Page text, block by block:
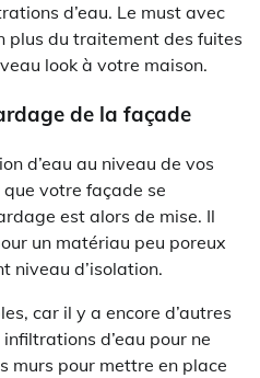
d’eau. Le must avec
plus du traitement des fuites
look à votre maison.
de la façade
d’eau au niveau de vos
que votre façade se
est alors de mise. Il
un matériau peu poreux
niveau d’isolation.
car il y a encore d’autres
d’eau pour ne
murs pour mettre en place